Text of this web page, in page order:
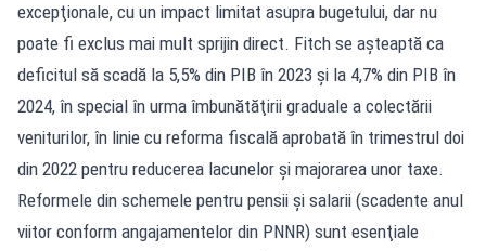
excepţionale, cu un impact limitat asupra bugetului, dar nu
poate fi exclus mai mult sprijin direct. Fitch se aşteaptă ca
deficitul să scadă la 5,5% din PIB în 2023 şi la 4,7% din PIB în
2024, în special în urma îmbunătăţirii graduale a colectării
veniturilor, în linie cu reforma fiscală aprobată în trimestrul doi
din 2022 pentru reducerea lacunelor şi majorarea unor taxe.
Reformele din schemele pentru pensii şi salarii (scadente anul
viitor conform angajamentelor din PNNR) sunt esenţiale